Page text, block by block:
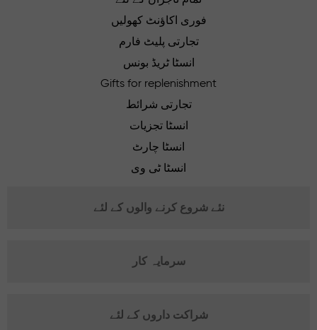
فوری اکاؤنٹ کھولیں
تجارتی پلیٹ فارم
انسٹا ٹریڈ بونس
Gifts for replenishment
تجارتی شرائط
انسٹا تجزیات
انسٹا چارٹ
انسٹا ٹی وی
نئے شروع کرنے والوں کے لئے
سرمایہ کار
شراکت داروں کے لئے